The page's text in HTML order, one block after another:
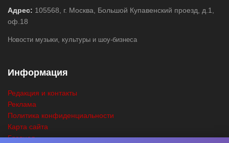
Адрес: 105568, г. Москва, Большой Купавенский проезд, д.1,
оф.18
Новости музыки, культуры и шоу-бизнеса
Информация
Редакция и контакты
Реклама
Политика конфиденциальности
Карта сайта
Главная